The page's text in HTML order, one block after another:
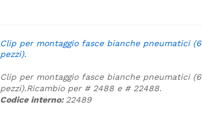
Clip per montaggio fasce bianche pneumatici (6
pezzi).
Clip per montaggio fasce bianche pneumatici (6
pezzi).Ricambio per # 2488 e # 22488.
Codice interno: 22489